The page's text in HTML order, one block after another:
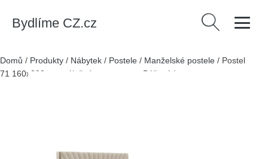
Bydlíme CZ.cz Vyhledávání
Domů / Produkty / Nábytek / Postele / Manželské postele / Postel
71 160x200 cm s úložným prostorem Béžová I